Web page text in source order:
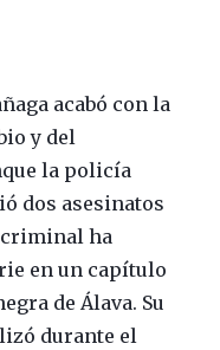
acabó con la
y del
la policía
dos asesinatos
criminal ha
en un capítulo
de Álava. Su
durante el